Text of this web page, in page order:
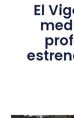
El